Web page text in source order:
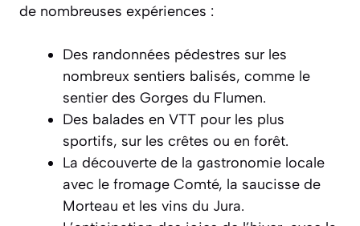
de nombreuses expériences :
Des randonnées pédestres sur les
nombreux sentiers balisés, comme le
sentier des Gorges du Flumen.
Des balades en VTT pour les plus
sportifs, sur les crêtes ou en forêt.
La découverte de la gastronomie locale
avec le fromage Comté, la saucisse de
Morteau et les vins du Jura.